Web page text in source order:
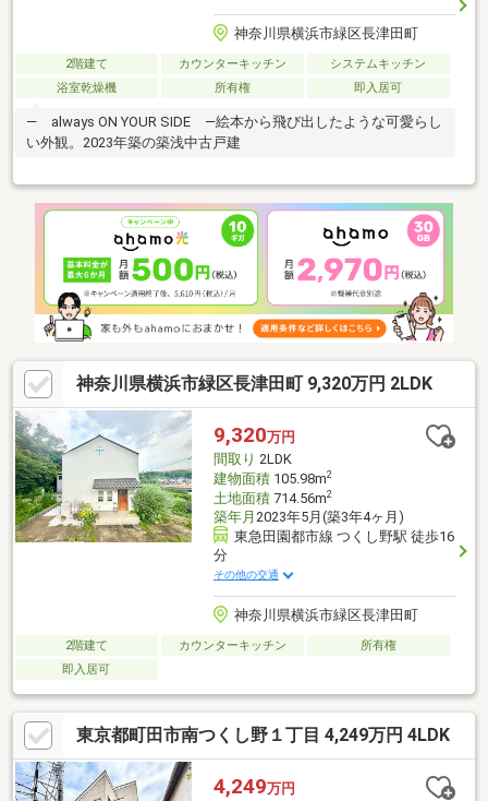
神奈川県横浜市緑区長津田町
2階建て カウンターキッチン
システムキッチン
浴室乾燥機
所有権 即入居可
― always ON YOUR SIDE ―絵本から飛び出したような可愛らし
い外観。2023年築の築浅中古戸建
神奈川県横浜市緑区長津田町 9,320万円 2LDK
9,320万円
間取り 2LDK
建物面積105.98m2
土地面積714.56m2
築年月 2023年5月(築3年4ヶ月)
東急田園都市線 つくし野駅 徒歩16
分
その他の交通
神奈川県横浜市緑区長津田町
2階建て カウンターキッチン
所有権
即入居可
東京都町田市南つくし野１丁目 4,249万円 4LDK
4,249万円